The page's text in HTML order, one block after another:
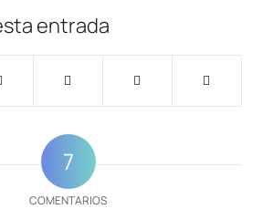
entrada
7
COMENTARIOS